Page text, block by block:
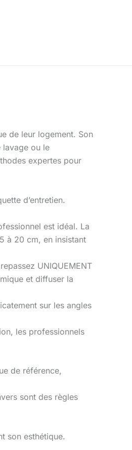
de leur logement. Son
lavage ou le
expertes pour
d’entretien.
est idéal. La
à 20 cm, en insistant
UNIQUEMENT
et diffuser la
sur les angles
les professionnels
de référence,
sont des règles
son esthétique.